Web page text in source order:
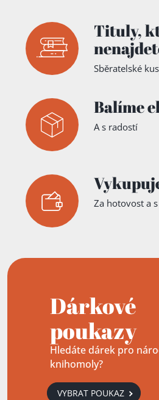
Tituly,
Sběratelské
Balíme
A s radostí
Za hotovost a
Dárkové
poukazy
Hledáte dárek pro
knihomoly?
VYBRAT POUKAZ